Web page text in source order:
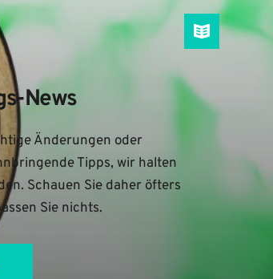
News
Änderungen oder
Tipps, wir halten
Schauen Sie daher öfters
Sie nichts.